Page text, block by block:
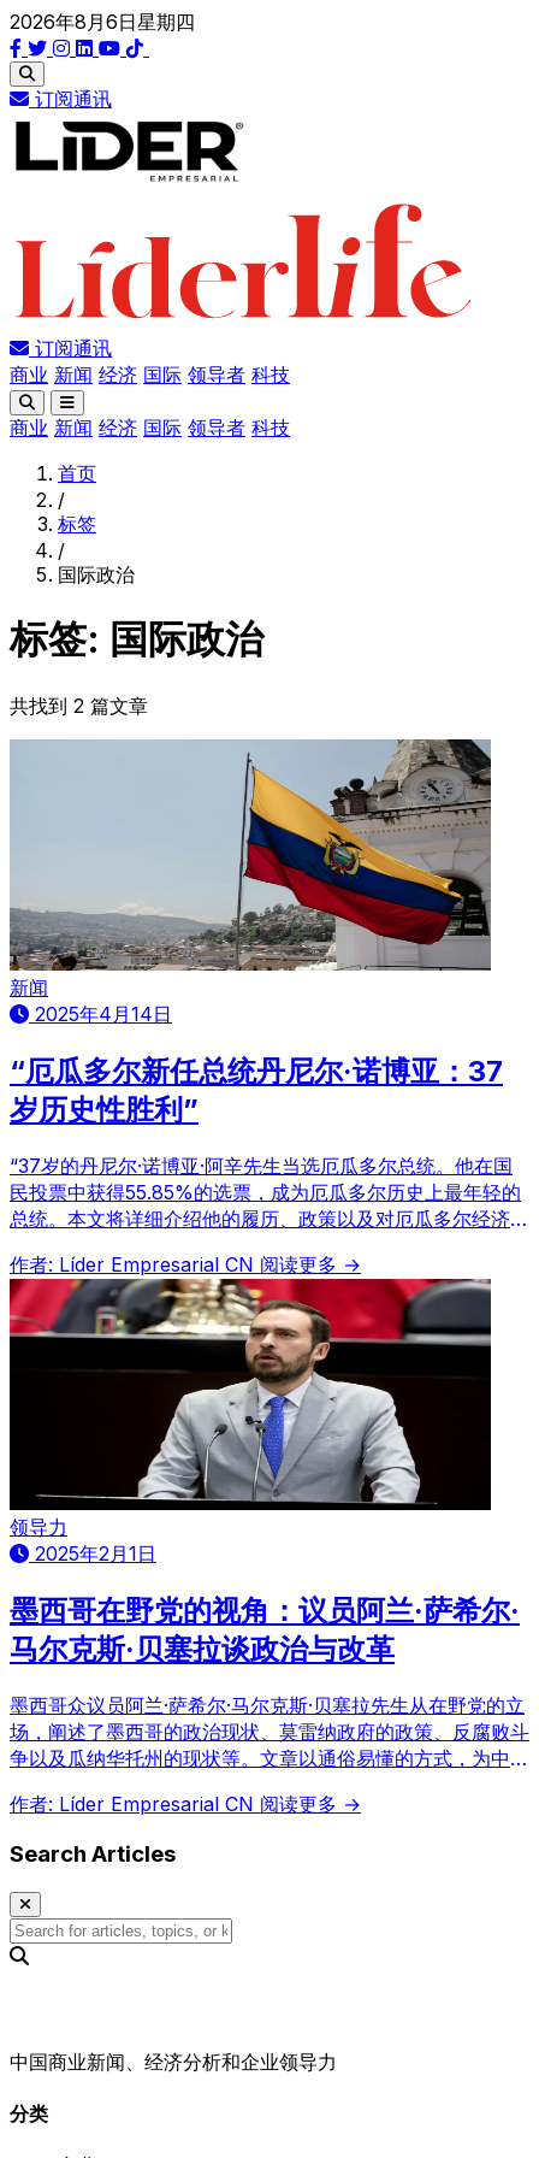
2026年8月6日星期四
订阅通讯
订阅通讯
商业 新闻 经济 国际 领导者 科技
商业 新闻 经济 国际 领导者 科技
首页
/
标签
/
国际政治
标签: 国际政治
共找到 2 篇文章
新闻
2025年4月14日
“厄瓜多尔新任总统丹尼尔·诺博亚：37
岁历史性胜利”
“37岁的丹尼尔·诺博亚·阿辛先生当选厄瓜多尔总统。他在国
民投票中获得55.85%的选票，成为厄瓜多尔历史上最年轻的
总统。本文将详细介绍他的履历、政策以及对厄瓜多尔经济的
作者: Líder Empresarial CN 阅读更多 →
领导力
2025年2月1日
墨西哥在野党的视角：议员阿兰·萨希尔·
马尔克斯·贝塞拉谈政治与改革
墨西哥众议员阿兰·萨希尔·马尔克斯·贝塞拉先生从在野党的立
场，阐述了墨西哥的政治现状、莫雷纳政府的政策、反腐败斗
争以及瓜纳华托州的现状等。文章以通俗易懂的方式，为中国
作者: Líder Empresarial CN 阅读更多 →
Search Articles
中国商业新闻、经济分析和企业领导力
分类